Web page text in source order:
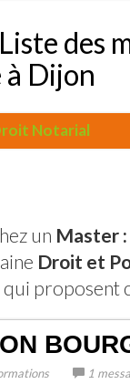
des
Dijon
Notarial
un Master
Droit et
qui proposent
1